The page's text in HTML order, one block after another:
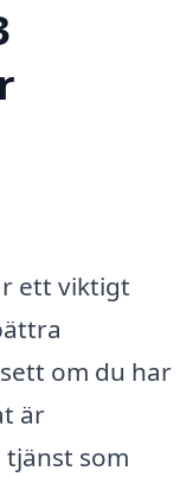
ett viktigt
om du har
är
tjänst som